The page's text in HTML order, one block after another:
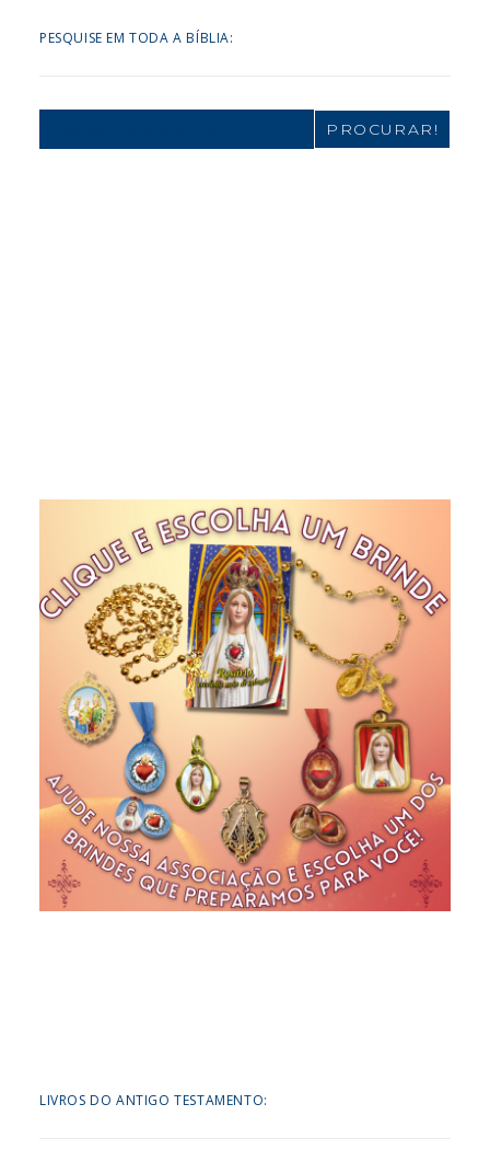
PESQUISE EM TODA A BÍBLIA:
Search
LIVROS DO ANTIGO TESTAMENTO: